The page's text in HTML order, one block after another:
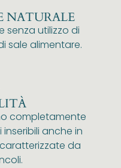
NATURALE
senza utilizzo di
sale alimentare.
completamente
anche in
da